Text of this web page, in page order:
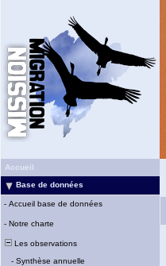
Accueil
Base de données
- Accueil base de données
- Notre charte
Les observations
- Synthèse annuelle